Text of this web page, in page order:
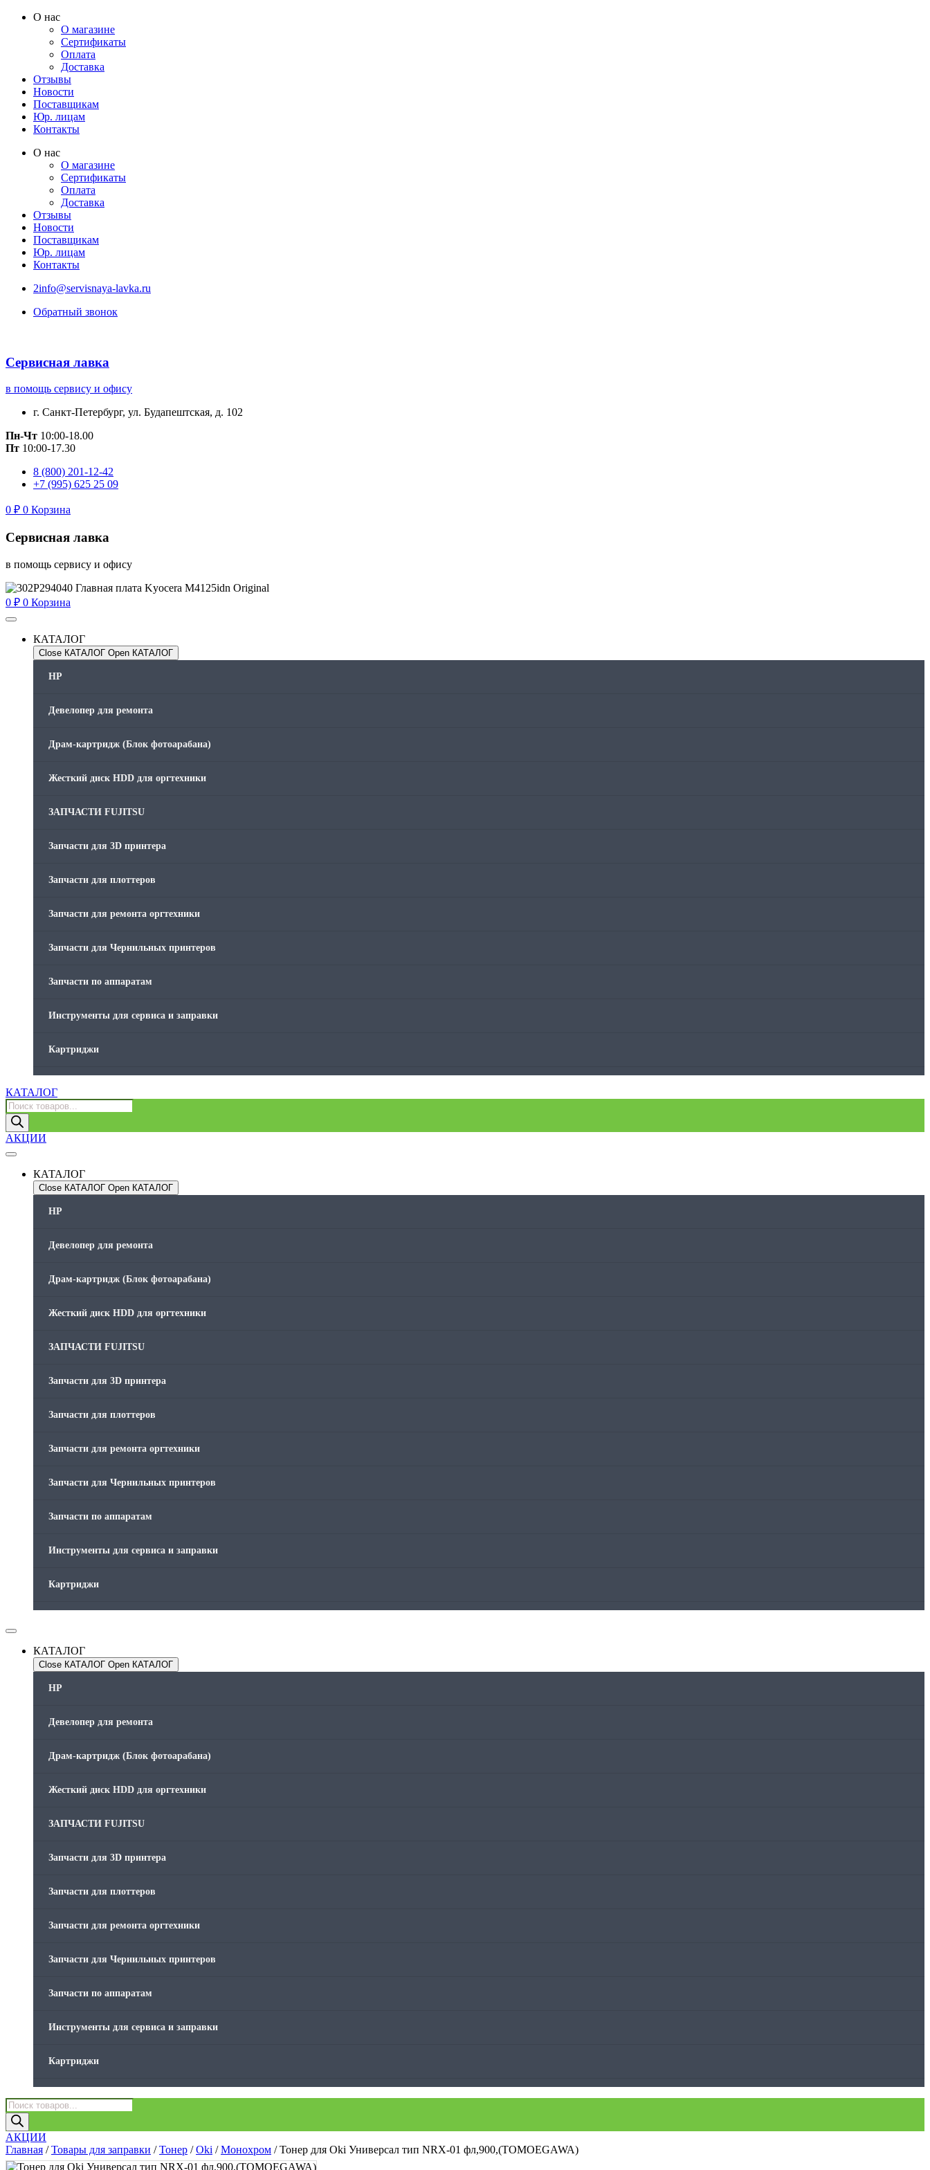
Перейти
содержимому
О нас
О магазине
Сертификаты
Оплата
Доставка
Отзывы
Новости
Поставщикам
Юр. лицам
Контакты
О нас
О магазине
Сертификаты
Оплата
Доставка
Отзывы
Новости
Поставщикам
Юр. лицам
Контакты
2info@servisnaya-lavka.ru
Обратный звонок
Сервисная лавка
в помощь сервису и офису
г. Санкт-Петербург, ул. Будапештская, д. 102
Пн-Чт 10:00-18.00
Пт 10:00-17.30
8 (800) 201-12-42
+7 (995) 625 25 09
0 ₽ 0 Корзина
Сервисная лавка
в помощь сервису и офису
0 ₽ 0 Корзина
КАТАЛОГ
Close КАТАЛОГ Open КАТАЛОГ
HP
Девелопер для ремонта
Драм-картридж (Блок фотоарабана)
Жесткий диск HDD для оргтехники
ЗАПЧАСТИ FUJITSU
Запчасти для 3D принтера
Запчасти для плоттеров
Запчасти для ремонта оргтехники
Запчасти для Чернильных принтеров
Запчасти по аппаратам
Инструменты для сервиса и заправки
Картриджи
Печатающая головка для принтера
Скрепки для финишера
Средства для сервиса / Оборудование
Стяжки для кабеля
Товары для заправки
Фольга , изолента, скотч и тд
КАТАЛОГ
Поиск
товаров
АКЦИИ
КАТАЛОГ
Close КАТАЛОГ Open КАТАЛОГ
HP
Девелопер для ремонта
Драм-картридж (Блок фотоарабана)
Жесткий диск HDD для оргтехники
ЗАПЧАСТИ FUJITSU
Запчасти для 3D принтера
Запчасти для плоттеров
Запчасти для ремонта оргтехники
Запчасти для Чернильных принтеров
Запчасти по аппаратам
Инструменты для сервиса и заправки
Картриджи
Оргтехника / Принтеры, Копиры и МФУ
Память для принтера
Печатающая головка для принтера
Ремонт принтера. Услуги Сервисного центра.
Скрепки для финишера
Средства для сервиса / Оборудование
Стяжки для кабеля
Товары без категории
Товары для заправки
Фольга , изолента, скотч и тд
КАТАЛОГ
Close КАТАЛОГ Open КАТАЛОГ
HP
Девелопер для ремонта
Драм-картридж (Блок фотоарабана)
Жесткий диск HDD для оргтехники
ЗАПЧАСТИ FUJITSU
Запчасти для 3D принтера
Запчасти для плоттеров
Запчасти для ремонта оргтехники
Запчасти для Чернильных принтеров
Запчасти по аппаратам
Инструменты для сервиса и заправки
Картриджи
Память для принтера
Поиск
товаров
АКЦИИ
Главная /Товары для заправки /Тонер /Oki /Монохром / Тонер для Oki Универсал тип NRX-01 фл,900,(TOMOEGAWA)